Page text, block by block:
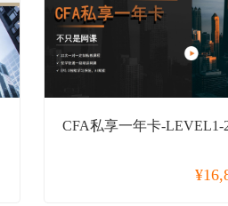
CFA私享一年卡-LEVEL1-
¥